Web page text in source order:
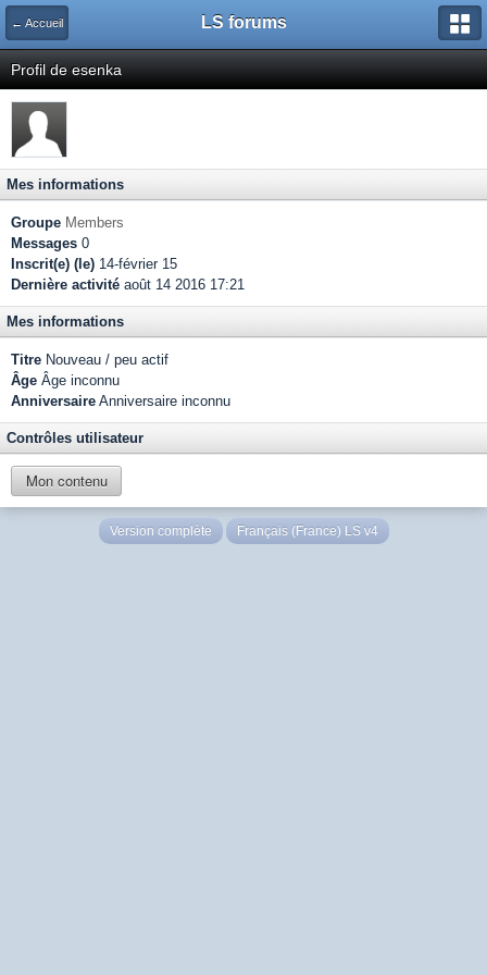
← Accueil LS forums
Profil de esenka
Mes informations
Groupe Members
Messages 0
Inscrit(e) (le) 14-février 15
Dernière activité août 14 2016 17:21
Mes informations
Titre Nouveau / peu actif
Âge Âge inconnu
Anniversaire Anniversaire inconnu
Contrôles utilisateur
Mon contenu
Version complète Français (France) LS v4